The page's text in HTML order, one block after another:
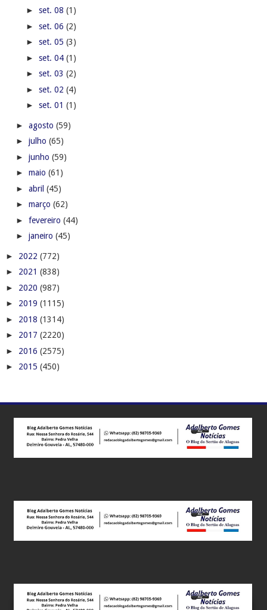
► set. 08 (1)
► set. 06 (2)
► set. 05 (3)
► set. 04 (1)
► set. 03 (2)
► set. 02 (4)
► set. 01 (1)
► agosto (59)
► julho (65)
► junho (59)
► maio (61)
► abril (45)
► março (62)
► fevereiro (44)
► janeiro (45)
► 2022 (772)
► 2021 (838)
► 2020 (987)
► 2019 (1115)
► 2018 (1314)
► 2017 (2220)
► 2016 (2575)
► 2015 (450)